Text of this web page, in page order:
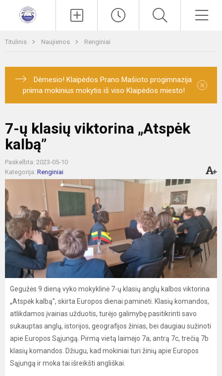
Titulinis Naujienos Renginiai
Dėmesio! Klaipėdos Prano Mašioto progimnazija
priima mokinius mokytis iš viso Klaipėdos miesto!
×
7-ų klasių viktorina „Atspėk
kalbą”
Paskelbta: 2023-05-10
Kategorija: Renginiai
Gegužės 9 dieną vyko mokyklinė 7-ų klasių anglų kalbos viktorina
„Atspėk kalbą”, skirta Europos dienai paminėti. Klasių komandos,
atlikdamos įvairias užduotis, turėjo galimybę pasitikrinti savo
sukauptas anglų, istorijos, geografijos žinias, bei daugiau sužinoti
apie Europos Sąjungą. Pirmą vietą laimėjo 7a, antrą 7c, trečią 7b
klasių komandos. Džiugu, kad mokiniai turi žinių apie Europos
Sąjungą ir moka tai išreikšti angliškai.